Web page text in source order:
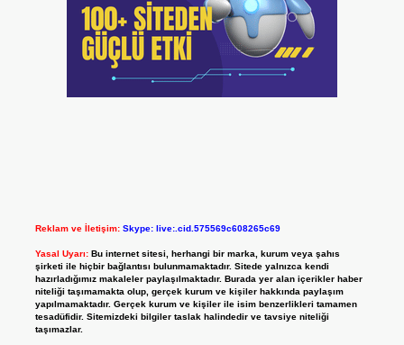
Reklam ve İletişim: Skype: live:.cid.575569c608265c69
Yasal Uyarı: Bu internet sitesi, herhangi bir marka, kurum veya şahıs
şirketi ile hiçbir bağlantısı bulunmamaktadır. Sitede yalnızca kendi
hazırladığımız makaleler paylaşılmaktadır. Burada yer alan içerikler haber
niteliği taşımamakta olup, gerçek kurum ve kişiler hakkında paylaşım
yapılmamaktadır. Gerçek kurum ve kişiler ile isim benzerlikleri tamamen
tesadüfidir. Sitemizdeki bilgiler taslak halindedir ve tavsiye niteliği
taşımazlar.